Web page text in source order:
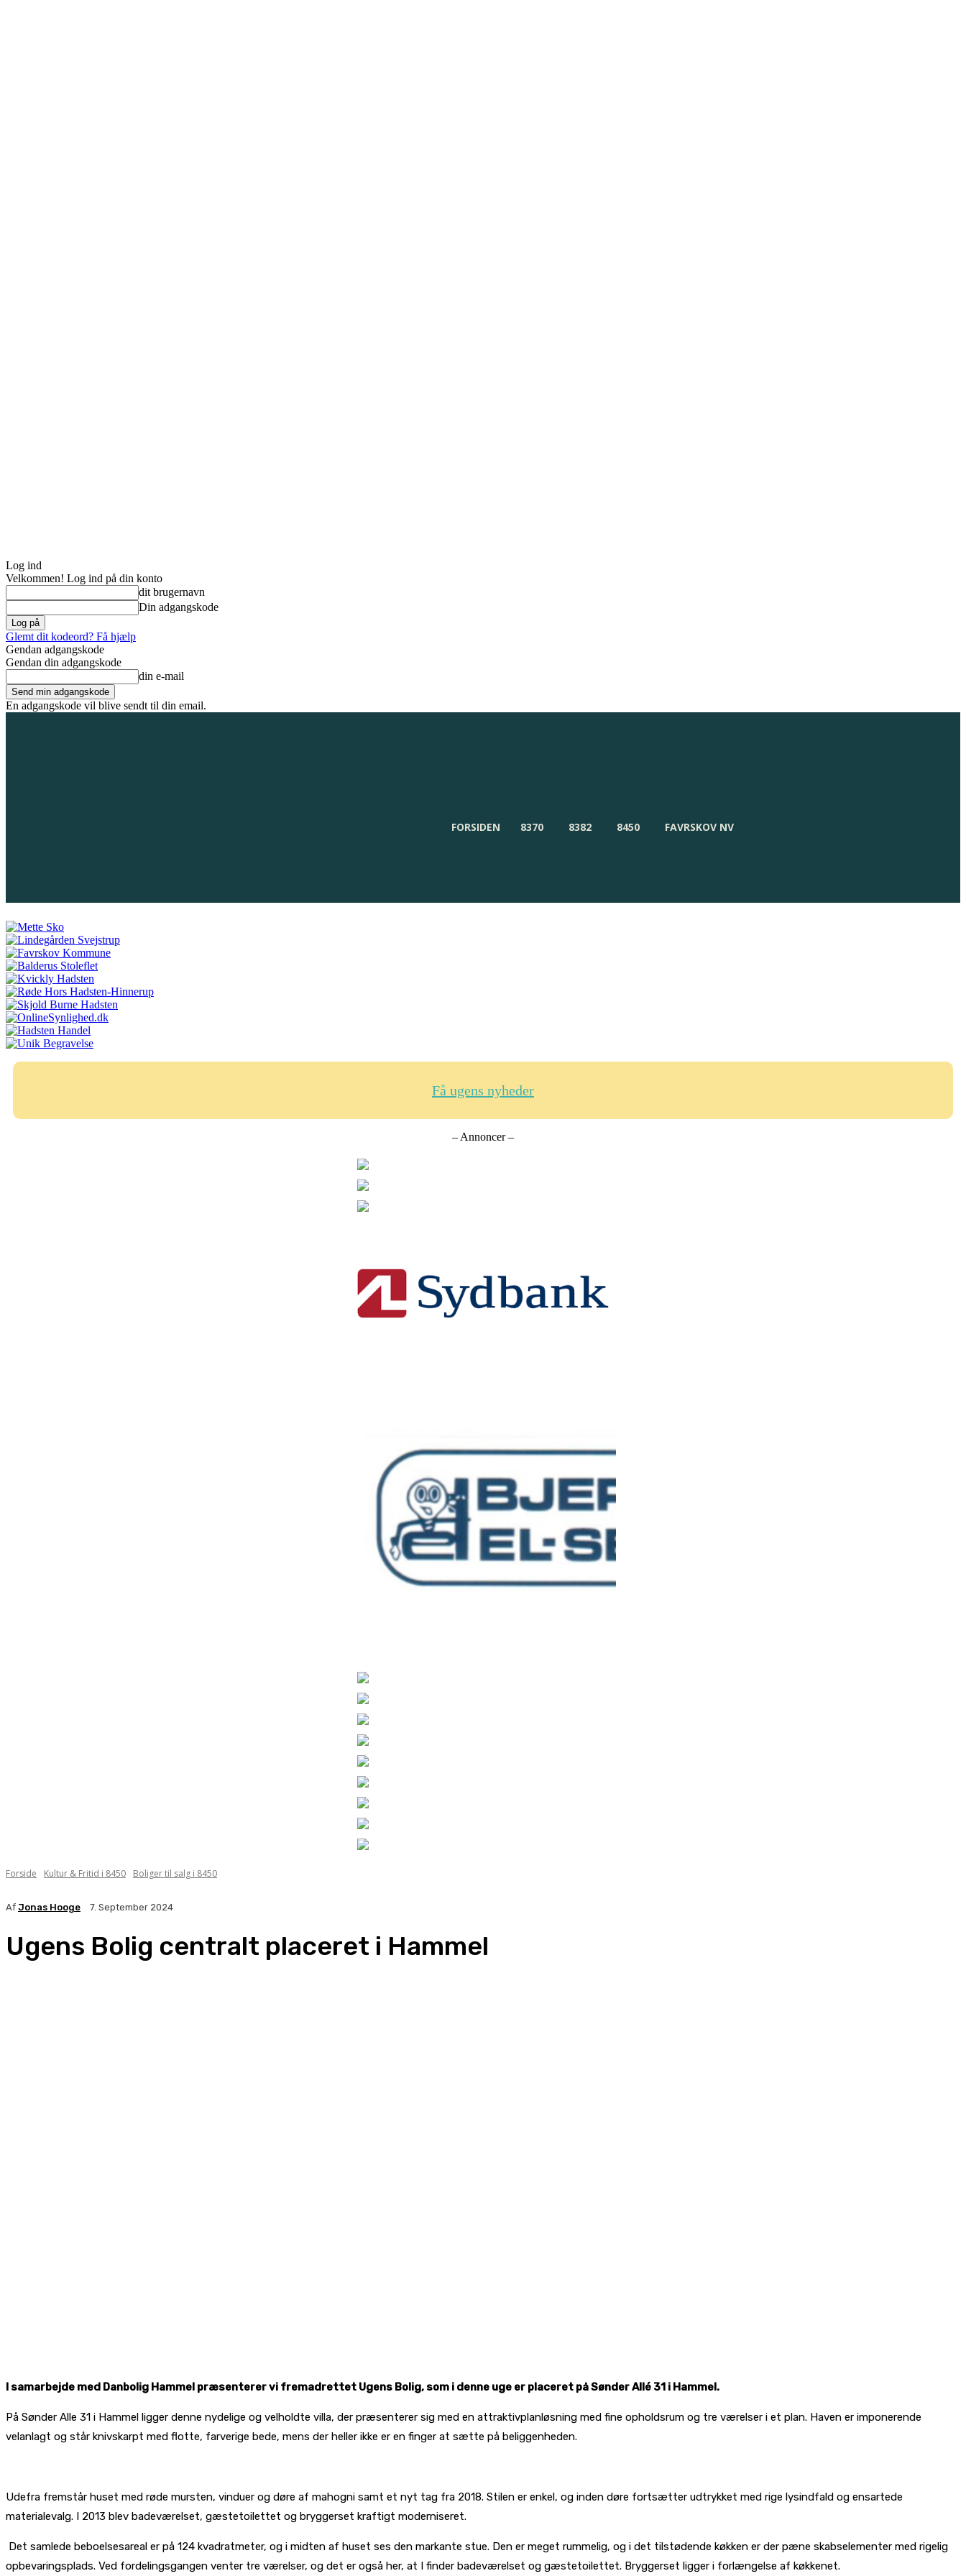
Log ind
Velkommen! Log ind på din konto
dit brugernavn
Din adgangskode
Glemt dit kodeord? Få hjælp
Gendan adgangskode
Gendan din adgangskode
din e-mail
En adgangskode vil blive sendt til din email.
FORSIDEN 8370 8382 8450 FAVRSKOV NV
Få ugens nyheder
– Annoncer –
Forside Kultur & Fritid i 8450 Boliger til salg i 8450
Af Jonas Hooge 7. September 2024
Ugens Bolig centralt placeret i Hammel
I samarbejde med Danbolig Hammel præsenterer vi fremadrettet Ugens Bolig, som i denne uge er placeret på Sønder Allé 31 i Hammel.
På Sønder Alle 31 i Hammel ligger denne nydelige og velholdte villa, der præsenterer sig med en attraktivplanløsning med fine opholdsrum og tre værelser i et plan. Haven er imponerende
velanlagt og står knivskarpt med flotte, farverige bede, mens der heller ikke er en finger at sætte på beliggenheden.
Udefra fremstår huset med røde mursten, vinduer og døre af mahogni samt et nyt tag fra 2018. Stilen er enkel, og inden døre fortsætter udtrykket med rige lysindfald og ensartede
materialevalg. I 2013 blev badeværelset, gæstetoilettet og bryggerset kraftigt moderniseret.
Det samlede beboelsesareal er på 124 kvadratmeter, og i midten af huset ses den markante stue. Den er meget rummelig, og i det tilstødende køkken er der pæne skabselementer med rigelig
opbevaringsplads. Ved fordelingsgangen venter tre værelser, og det er også her, at I finder badeværelset og gæstetoilettet. Bryggerset ligger i forlængelse af køkkenet.